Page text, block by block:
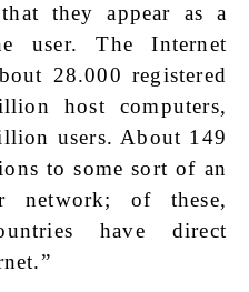
they appear as a
user. The Internet
28.000 registered
host computers,
users. About 149
to some sort of an
network; of these,
have direct